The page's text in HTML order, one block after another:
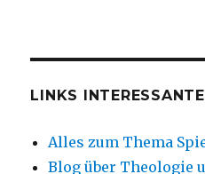
LINKS
Alles zum Thema
Blog über Theologie